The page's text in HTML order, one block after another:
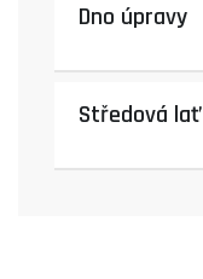
Dno úpravy
Středová lať